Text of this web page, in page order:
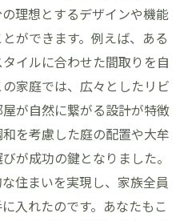
理想とするデザインや機能
ができます。例えば、ある
イルに合わせた間取りを自
家庭では、広々としたリビ
が自然に繋がる設計が特徴
を考慮した庭の配置や大牟
が成功の鍵となりました。
住まいを実現し、家族全員
入れたのです。あなたもこ